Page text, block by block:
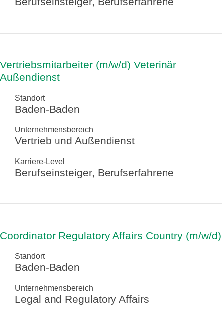
Vertriebsmitarbeiter (m/w/d) Veterinär
Außendienst
Standort
Baden-Baden
Unternehmensbereich
Vertrieb und Außendienst
Karriere-Level
Berufseinsteiger, Berufserfahrene
Coordinator Regulatory Affairs Country (m/w/d)
Standort
Baden-Baden
Unternehmensbereich
Legal and Regulatory Affairs